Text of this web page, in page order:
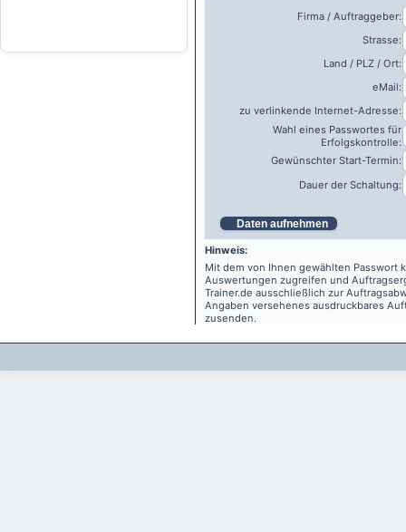
Firma / Auftraggeber:
Strasse:
Land / PLZ / Ort:
eMail:
zu verlinkende Internet-Adresse:
Wahl eines Passwortes für
Erfolgskontrolle:
Gewünschter Start-Termin:
Dauer der Schaltung:
Daten aufnehmen
Hinweis:
Mit dem von Ihnen gewählten Passwort
Auswertungen zugreifen und
Trainer.de ausschließlich zur
Angaben versehenes ausdruckbares
zusenden.